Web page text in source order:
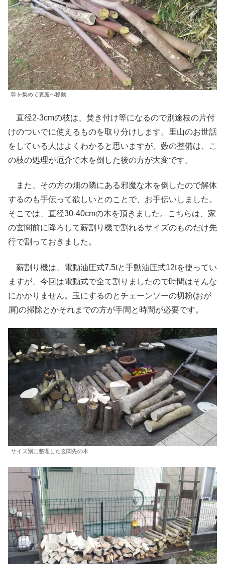
幹を集めて裏庭へ移動
直径2-3cmの枝は、焚き付け等になるので別途枝の片付
けのついでに使えるものを取り分けします。里山のお世話
をしている人はよくわかると思いますが、藪の整備は、こ
の枝の処理が厄介で木を倒した後の方が大変です。
また、その方の畑の隣にある邪魔な木を倒したので解体
するのも手伝って欲しいとのことで、お手伝いしました。
そこでは、直径30-40cmの木を頂きました。こちらは、家
の玄関前に降ろして薪割り機で割れるサイズのものだけ先
行で割っておきました。
薪割り機は、電動油圧式7.5tと手動油圧式12tを使ってい
ますが、今回は電動式で全て割りましたので時間はそんな
にかかりません。玉にするのとチェーンソーの切粉(おが
屑)の掃除とかそれまでの方が手間と時間が必要です。
サイズ別に整理した玄関先の木